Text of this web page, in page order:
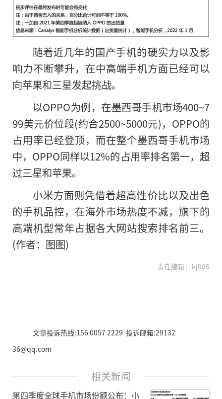
随着近几年的国产手机的硬实力以及影
响力不断攀升，在中高端手机方面已经可以
向苹果和三星发起挑战。
以OPPO为例，在墨西哥手机市场400~7
99美元价位段(约合2500~5000元)，OPPO的
占用率已经登顶，而在整个墨西哥手机市场
中，OPPO同样以12%的占用率排名第一，超
过三星和苹果。
小米方面则凭借着超高性价比以及出色
的手机品控，在海外市场热度不减，旗下的
高端机型常年占据各大网站搜索排名前三。
(作者：图图)
责任编辑：kj005
文章投诉热线:156 0057 2229 投诉邮箱:29132
36@qq.com
相关新闻
第四季度全球手机市场份额公布：小